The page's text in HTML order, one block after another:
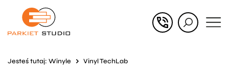
Przejdź
Przejdź
Jesteś tutaj: Winyle Vinyl TechLab